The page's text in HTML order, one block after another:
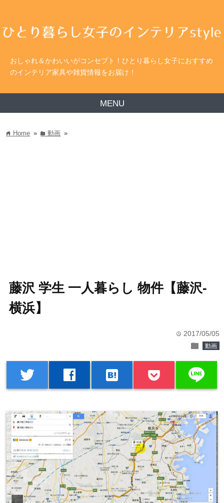
おしゃれ＆かわいいがコンセプト！ひとり暮らし女子におすすめ
のインテリア家具や雑貨情報をお届け！
MENU
home Home » folder動画 »
藤沢 学生 一人暮らし 物件【藤沢-
横浜】
time 2017/05/05
folder 動画
twitter facebook hatenabookmark line